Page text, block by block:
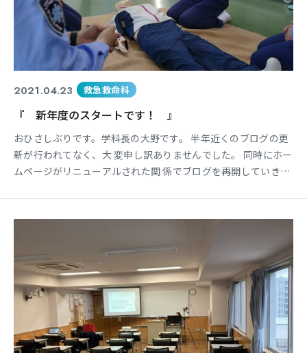
2021.04.23 救急救命科
『 新年度のスタートです！ 』
おひさしぶりです。学科長の大野です。 半年近くのブログの更
新が行われてなく、大 変申し訳ありませんでした。 同時にホー
ムページがリニューアルされた関 係でブログを再開していきま
市においては新型コロナウイル ス感染症の拡大防止を目的とし
た遠隔講義な どが行われていますが・・・
東海医療科学
専門学校
東海医療工学
専門学校
東海医療科学
専門学校
東海医療工学
専門学校
東海医療科学
専門学校
東海医療工学
専門学校
東海医療科学
専門学校
東海医療工学
専門学校